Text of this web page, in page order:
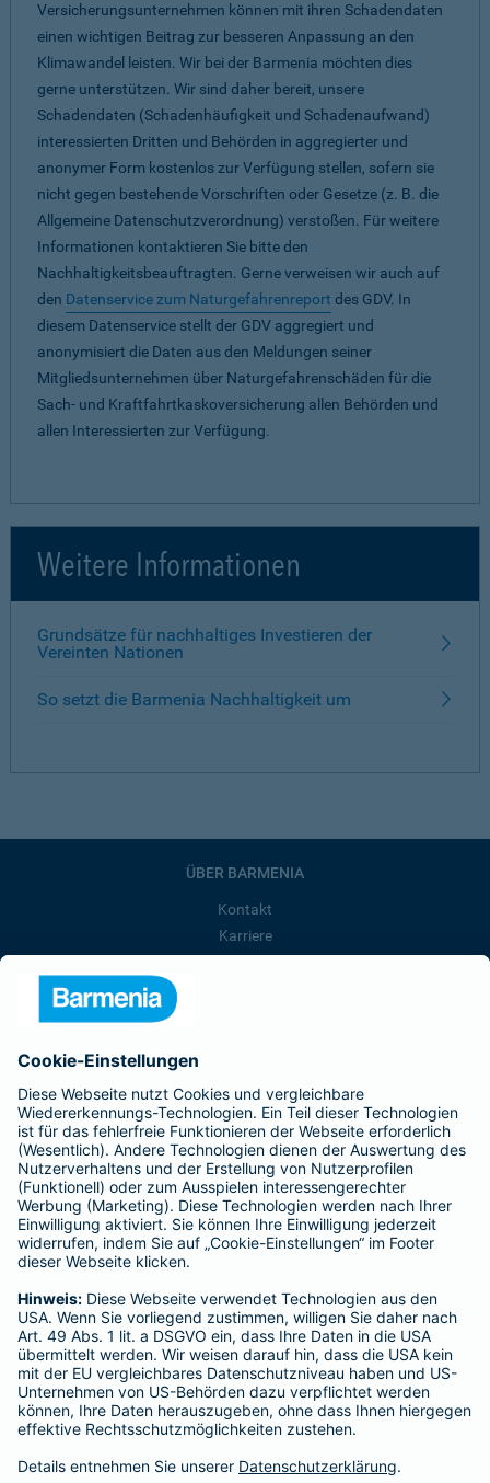
Versicherungsunternehmen können mit ihren Schadendaten
einen wichtigen Beitrag zur besseren Anpassung an den
Klimawandel leisten. Wir bei der Barmenia möchten dies
gerne unterstützen. Wir sind daher bereit, unsere
Schadendaten (Schadenhäufigkeit und Schadenaufwand)
interessierten Dritten und Behörden in aggregierter und
anonymer Form kostenlos zur Verfügung stellen, sofern sie
nicht gegen bestehende Vorschriften oder Gesetze (z. B. die
Allgemeine Datenschutzverordnung) verstoßen. Für weitere
Informationen kontaktieren Sie bitte den
Nachhaltigkeitsbeauftragten. Gerne verweisen wir auch auf
den Datenservice zum Naturgefahrenreport des GDV. In
diesem Datenservice stellt der GDV aggregiert und
anonymisiert die Daten aus den Meldungen seiner
Mitgliedsunternehmen über Naturgefahrenschäden für die
Sach- und Kraftfahrtkaskoversicherung allen Behörden und
allen Interessierten zur Verfügung.
Weitere Informationen
Grundsätze für nachhaltiges Investieren der
Vereinten Nationen
So setzt die Barmenia Nachhaltigkeit um
ÜBER BARMENIA
Kontakt
Karriere
Barmenia ist Teil der BarmeniaGothaer
BELIEBTE SEITEN
Kranken-Zusatzversicherung
Tierversicherungen
Haftpflichtversicherung
Hausratversicherung
Adresse ändern
Schaden melden
Kilometerstandsmeldung
Serviceübersicht